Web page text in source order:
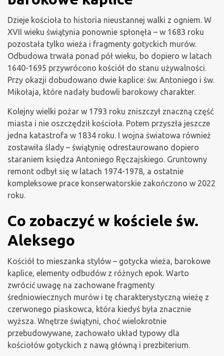
Dzieje kościoła to historia nieustannej walki z ogniem. W
XVII wieku świątynia ponownie spłonęła – w 1683 roku
pozostała tylko wieża i fragmenty gotyckich murów.
Odbudowa trwała ponad pół wieku, bo dopiero w latach
1640-1695 przywrócono kościół do stanu używalności.
Przy okazji dobudowano dwie kaplice: św. Antoniego i św.
Mikołaja, które nadały budowli barokowy charakter.
Kolejny wielki pożar w 1793 roku zniszczył znaczną część
miasta i nie oszczędził kościoła. Potem przyszła jeszcze
jedna katastrofa w 1834 roku. I wojna światowa również
zostawiła ślady – świątynię odrestaurowano dopiero
staraniem księdza Antoniego Ręczajskiego. Gruntowny
remont odbył się w latach 1974-1978, a ostatnie
kompleksowe prace konserwatorskie zakończono w 2022
roku.
Co zobaczyć w kościele św.
Aleksego
Kościół to mieszanka stylów – gotycka wieża, barokowe
kaplice, elementy odbudów z różnych epok. Warto
zwrócić uwagę na zachowane fragmenty
średniowiecznych murów i tę charakterystyczną wieżę z
czerwonego piaskowca, która kiedyś była znacznie
wyższa. Wnętrze świątyni, choć wielokrotnie
przebudowywane, zachowało układ typowy dla
kościołów gotyckich z nawą główną i prezbiterium.